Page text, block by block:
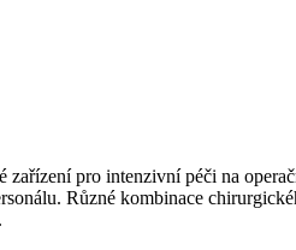
pro intenzivní péči na
Různé kombinace